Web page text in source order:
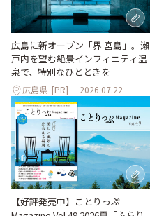
広島に新オープン「界 宮島」。瀬
戸内を望む絶景インフィニティ温
泉で、特別なひとときを
広島県 [PR] 2026.07.22
【好評発売中】ことりっぷ